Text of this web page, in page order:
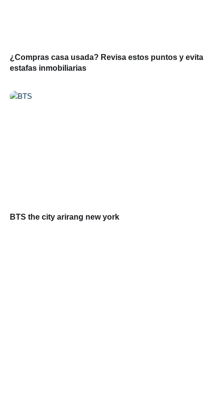
¿Compras casa usada? Revisa estos puntos y evita
estafas inmobiliarias
BTS the city arirang new york